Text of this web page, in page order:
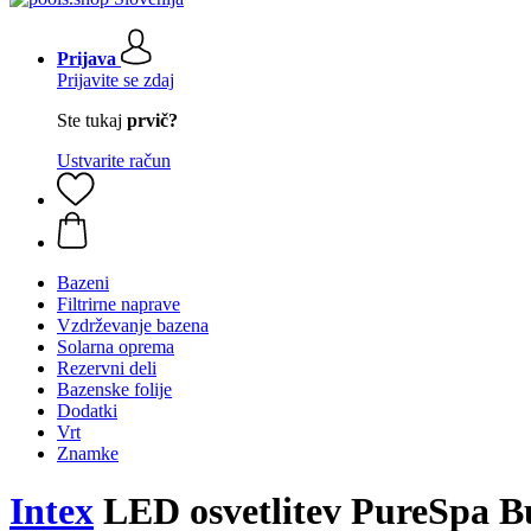
Prijava
Prijavite se zdaj
Ste tukaj prvič?
Ustvarite račun
Bazeni
Filtrirne naprave
Vzdrževanje bazena
Solarna oprema
Rezervni deli
Bazenske folije
Dodatki
Vrt
Znamke
Intex LED osvetlitev PureSpa